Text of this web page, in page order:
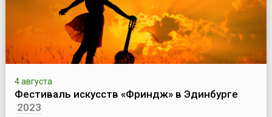
4 августа
Фестиваль искусств «Фриндж» в Эдинбурге
2023